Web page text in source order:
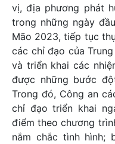
vị, địa phương phát
trong những ngày
Mão 2023, tiếp tục
các chỉ đạo của
và triển khai các
được những bước
Trong đó, Công an
chỉ đạo triển khai
điểm theo chương
nắm chắc tình hình;